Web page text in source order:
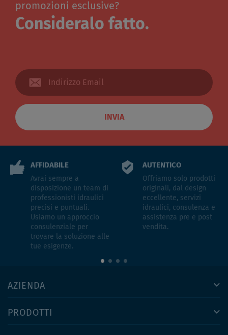
promozioni esclusive?
Consideralo fatto.
INVIA
AFFIDABILE
Avrai sempre a
disposizione un team di
professionisti idraulici
precisi e puntuali.
Usiamo un approccio
consulenziale per
trovare la soluzione alle
tue esigenze.
AUTENTICO
Offriamo solo prodotti
originali, dal design
eccellente, servizi
idraulici, consulenza e
assistenza pre e post
vendita.
AZIENDA
PRODOTTI